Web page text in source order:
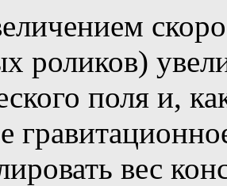
роликов)
поля и,
вес